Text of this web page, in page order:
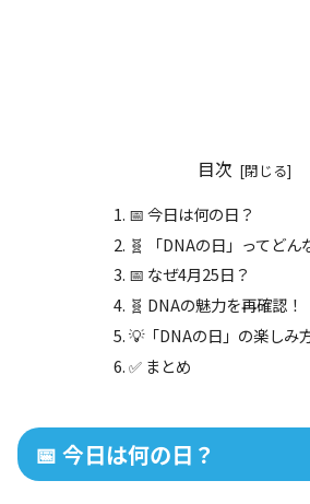
目次
📅 今日は何の日？
🧬 「DNAの日」ってどん
📅 なぜ4月25日？
🧬 DNAの魅力を再確認！
💡「DNAの日」の楽しみ
✅ まとめ
📅 今日は何の日？